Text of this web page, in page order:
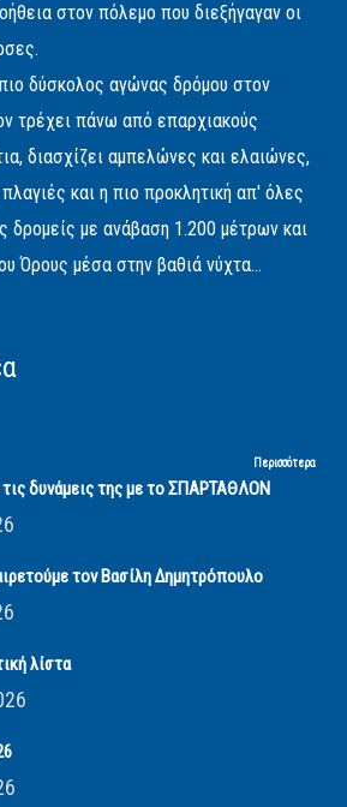
στον πόλεμο που διεξήγαγαν οι
δύσκολος αγώνας δρόμου στον
τρέχει πάνω από επαρχιακούς
διασχίζει αμπελώνες και ελαιώνες,
και η πιο προκλητική απ' όλες
δρομείς με ανάβαση 1.200 μέτρων και
Όρους μέσα στην βαθιά νύχτα...
Περισσότερα
δυνάμεις της με το ΣΠΑΡΤΑΘΛΟΝ
τον Βασίλη Δημητρόπουλο
λίστα